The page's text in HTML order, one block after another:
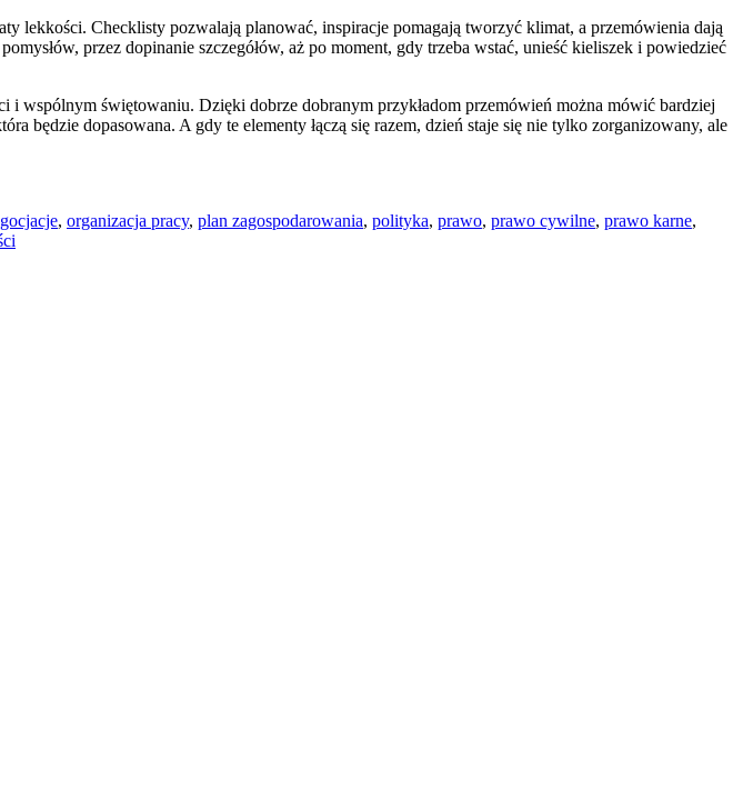
lekkości. Checklisty pozwalają planować, inspiracje pomagają tworzyć klimat, a przemówienia dają
przez dopinanie szczegółów, aż po moment, gdy trzeba wstać, unieść kieliszek i powiedzieć
i wspólnym świętowaniu. Dzięki dobrze dobranym przykładom przemówień można mówić bardziej
będzie dopasowana. A gdy te elementy łączą się razem, dzień staje się nie tylko zorganizowany, ale
, organizacja pracy, plan zagospodarowania, polityka, prawo, prawo cywilne, prawo karne,